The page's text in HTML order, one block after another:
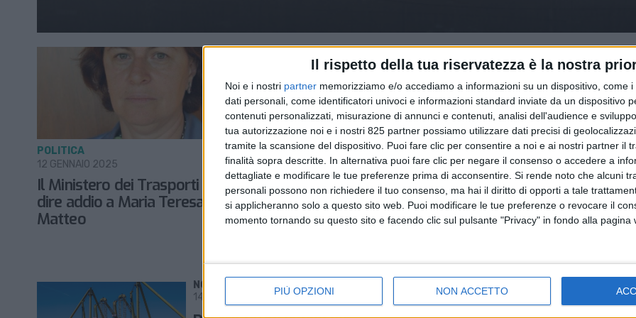
Il rispetto della tua riservatezza è la nostra
Noi e i nostri partner memorizziamo e/o accediamo a informazioni su un dispositivo, come
dati personali, come identificatori univoci e informazioni standard inviate da un dispositivo
contenuti personalizzati, misurazione di annunci e contenuti, analisi dell'audience e
tua autorizzazione noi e i nostri 825 partner possiamo utilizzare dati precisi di
tramite la scansione del dispositivo. Puoi fare clic per consentire a noi e ai nostri partner il
finalità sopra descritte. In alternativa puoi fare clic per negare il consenso o accedere a
dettagliate e modificare le tue preferenze prima di acconsentire. Si rende noto che alcuni
personali possono non richiedere il tuo consenso, ma hai il diritto di opporti a tale
si applicheranno solo a questo sito web. Puoi modificare le tue preferenze o revocare il
momento tornando su questo sito e facendo clic sul pulsante "Privacy" in fondo alla pagina
PIÙ OPZIONI NON ACCETTO
Il Ministero dei Trasporti deve
dire addio a Maria Teresa Di
Matteo
POLITICA
12 GENNAIO 2025
Trasporti Ferroviari Italiani
nuovo player nel cargo
ferroviario italiano
TRASPORTI
25 GENNAIO 2024
Rixi annuncia
Governo di rendere
il Ferrobonus
POLITICA
21 LUGLIO 2023
NOTIZIE E INTERVISTE IN EVIDENZA
14 GENNAIO 2021